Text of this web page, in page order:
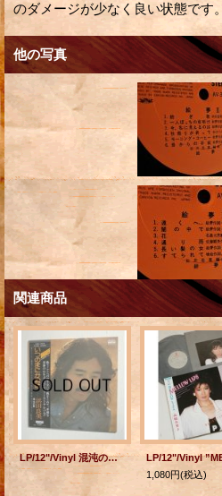
のダメージが少なく良い状態です。
他の写真
関連商品
LP/12"/Vinyl 混沌の章 ‎浜田良美 (1975) AARD-VARK 見開きピンナップ式歌詞カード
1,080円(税込)